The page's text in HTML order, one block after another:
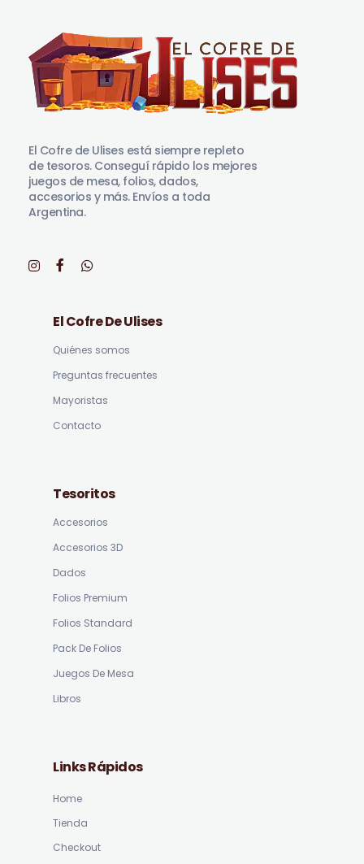
El Cofre de Ulises está siempre repleto
de tesoros. Conseguí rápido los mejores
juegos de mesa, folios, dados,
accesorios y más. Envíos a toda
Argentina.
El Cofre De Ulises
Quiénes somos
Preguntas frecuentes
Mayoristas
Contacto
Tesoritos
Accesorios
Accesorios 3D
Dados
Folios Premium
Folios Standard
Pack De Folios
Juegos De Mesa
Libros
Links Rápidos
Home
Tienda
Checkout